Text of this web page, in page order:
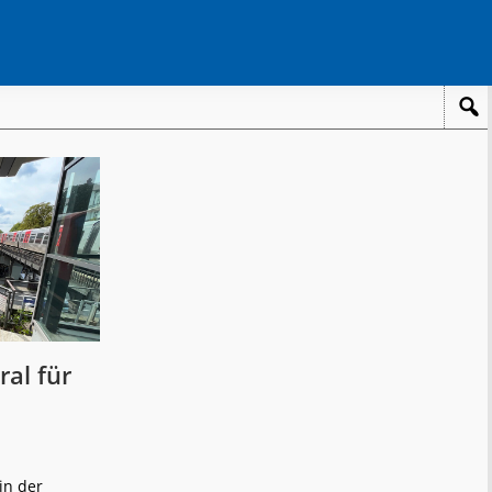
für
der